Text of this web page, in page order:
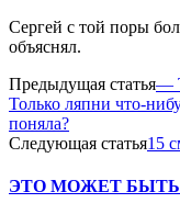
Сергей с той поры
объяснял.
Предыдущая статья—
Только ляпни что-
поняла?
Следующая статья15
ЭТО МОЖЕТ